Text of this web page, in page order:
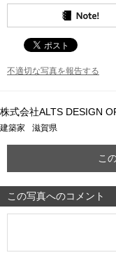
不適切な写真を報告する
株式会社ALTS DESIGN
建築家 滋賀県
こ
この写真へのコメント